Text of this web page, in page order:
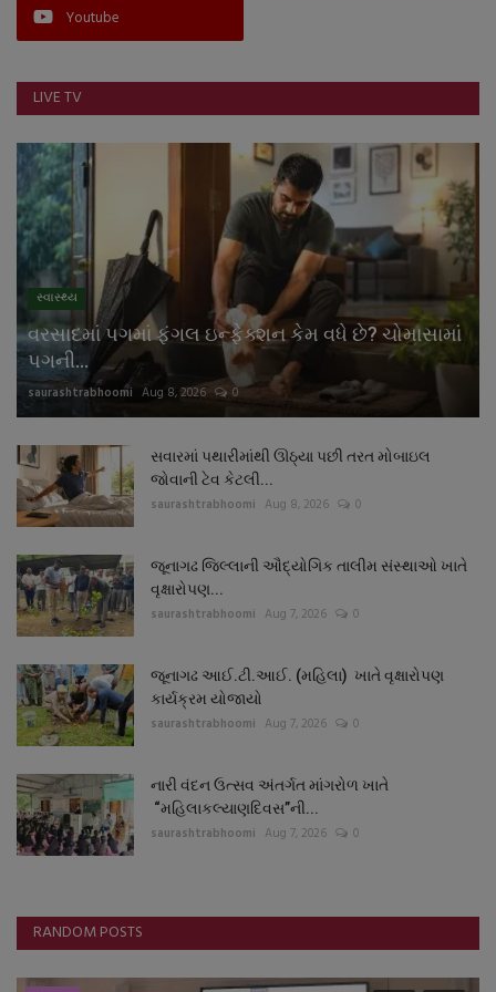
Youtube
LIVE TV
સ્વાસ્થ્ય
વરસાદમાં પગમાં ફંગલ ઇન્ફેક્શન કેમ વધે છે? ચોમાસામાં
પગની...
saurashtrabhoomi Aug 8, 2026 0
સવારમાં પથારીમાંથી ઊઠ્યા પછી તરત મોબાઇલ
જોવાની ટેવ કેટલી...
saurashtrabhoomi Aug 8, 2026 0
જૂનાગઢ જિલ્લાની ઔદ્યોગિક તાલીમ સંસ્થાઓ ખાતે
વૃક્ષારોપણ...
saurashtrabhoomi Aug 7, 2026 0
જૂનાગઢ આઈ.ટી.આઈ. (મહિલા) ખાતે વૃક્ષારોપણ
કાર્યક્રમ યોજાયો
saurashtrabhoomi Aug 7, 2026 0
નારી વંદન ઉત્સવ અંતર્ગત માંગરોળ ખાતે
“મહિલાકલ્યાણદિવસ”ની...
saurashtrabhoomi Aug 7, 2026 0
RANDOM POSTS